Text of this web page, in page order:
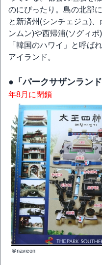
のにぴったり。島の北部
と新済州(シンチェジュ)
ンムン)や西帰浦(ソグィポ
「韓国のハワイ」と呼ば
アイランド。
●「パークサザンラン
年8月に閉鎖
＠navicon